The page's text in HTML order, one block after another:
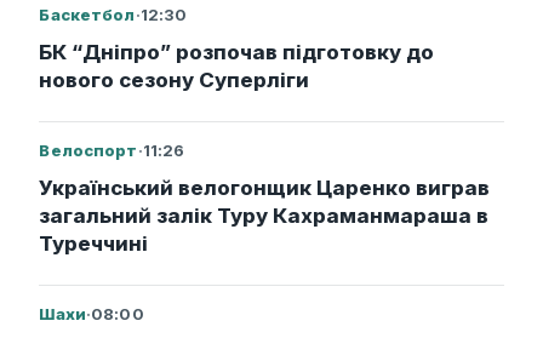
Баскетбол·12:30
БК “Дніпро” розпочав підготовку до
нового сезону Суперліги
Велоспорт·11:26
Український велогонщик Царенко виграв
загальний залік Туру Кахраманмараша в
Туреччині
Шахи·08:00